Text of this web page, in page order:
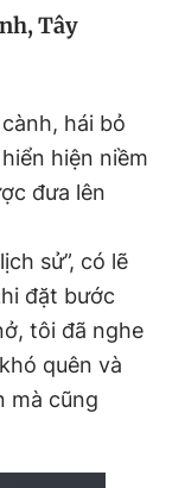
Tây
hái bỏ
hiện niềm
đưa lên
sử”, có lẽ
đặt bước
tôi đã nghe
quên và
mà cũng